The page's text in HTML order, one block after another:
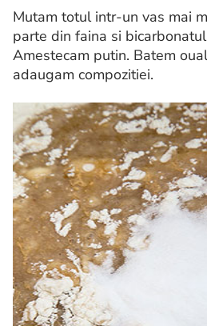
Mutam totul intr-un vas mai
parte din faina si
Amestecam putin. Batem
adaugam compozitiei.